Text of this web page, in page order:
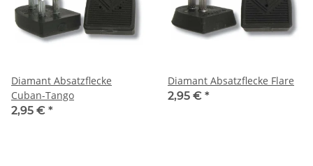
Diamant Absatzflecke
Cuban-Tango
2,95 € *
Diamant Absatzflecke Flare
2,95 € *